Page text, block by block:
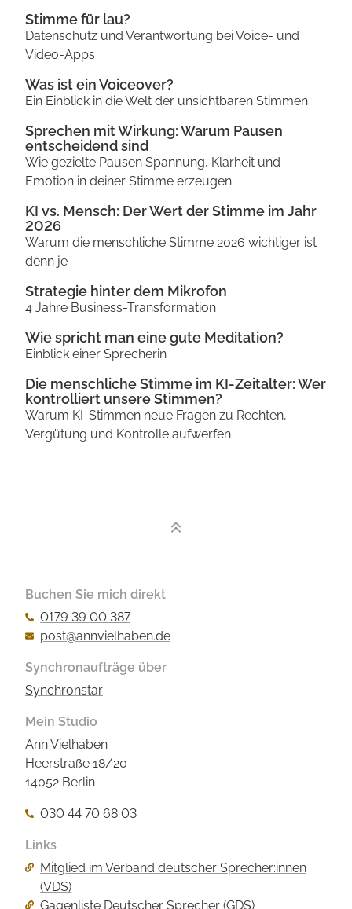
Stimme für lau?
Datenschutz und Verantwortung bei Voice- und
Video-Apps
Was ist ein Voiceover?
Ein Einblick in die Welt der unsichtbaren Stimmen
Sprechen mit Wirkung: Warum Pausen
entscheidend sind
Wie gezielte Pausen Spannung, Klarheit und
Emotion in deiner Stimme erzeugen
KI vs. Mensch: Der Wert der Stimme im Jahr
2026
Warum die menschliche Stimme 2026 wichtiger ist
denn je
Strategie hinter dem Mikrofon
4 Jahre Business-Transformation
Wie spricht man eine gute Meditation?
Einblick einer Sprecherin
Die menschliche Stimme im KI-Zeitalter: Wer
kontrolliert unsere Stimmen?
Warum KI-Stimmen neue Fragen zu Rechten,
Vergütung und Kontrolle aufwerfen
Buchen Sie mich direkt
0179 39 00 387
post@annvielhaben.de
Synchronaufträge über
Synchronstar
Mein Studio
Ann Vielhaben
Heerstraße 18/20
14052 Berlin
030 44 70 68 03
Links
Navigation
überspringen
Mitglied im Verband deutscher Sprecher:innen
(VDS)
Gagenliste Deutscher Sprecher (GDS)